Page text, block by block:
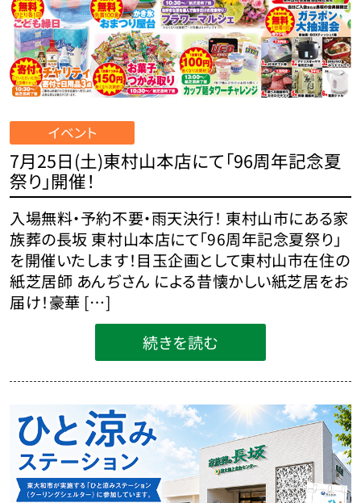
イベント
7月25日(土)東村山本店にて「96周年記念夏
祭り」開催！
入場無料・予約不要・雨天決行！ 東村山市にある家
族葬の長坂 東村山本店にて「96周年記念夏祭り」
を開催いたします！目玉企画として東村山市在住の
紙芝居師 あんぢさん による昔懐かしい紙芝居をお
届け！豪華 […]
続きを読む